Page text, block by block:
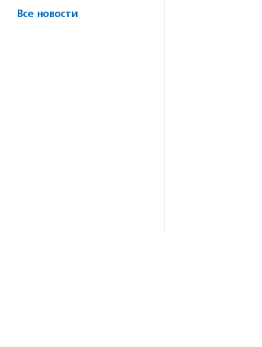
Все новости